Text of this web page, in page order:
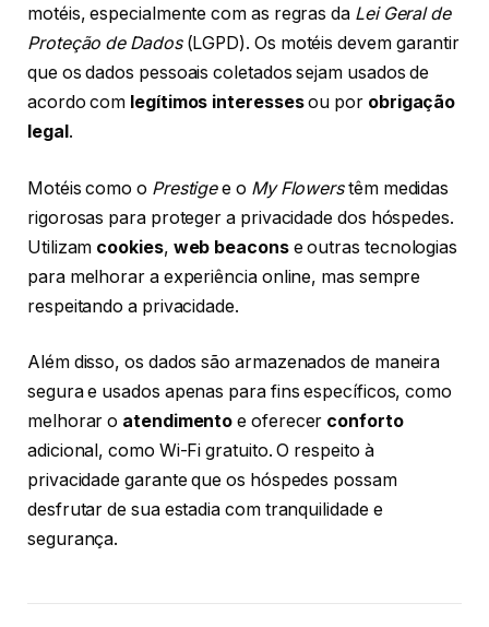
motéis, especialmente com as regras da Lei Geral de
Proteção de Dados(LGPD). Os motéis devem garantir
que os dados pessoais coletados sejam usados de
acordo com legítimos interessesou por obrigação
legal .
Motéis como o Prestigee o My Flowerstêm medidas
rigorosas para proteger a privacidade dos hóspedes.
Utilizam cookies, web beaconse outras tecnologias
para melhorar a experiência online, mas sempre
respeitando a privacidade.
Além disso, os dados são armazenados de maneira
segura e usados apenas para fins específicos, como
melhorar o atendimento e oferecer conforto
adicional, como Wi-Fi gratuito. O respeito à
privacidade garante que os hóspedes possam
desfrutar de sua estadia com tranquilidade e
segurança.